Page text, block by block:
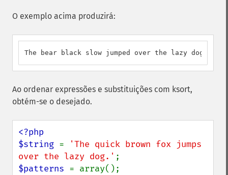
O exemplo acima produzirá:
The bear black slow jumped over the lazy dog.
Ao ordenar expressões e substituições com ksort,
obtém-se o desejado.
<?php
$string =
'The quick brown fox jumps
over the lazy dog.'
$patterns